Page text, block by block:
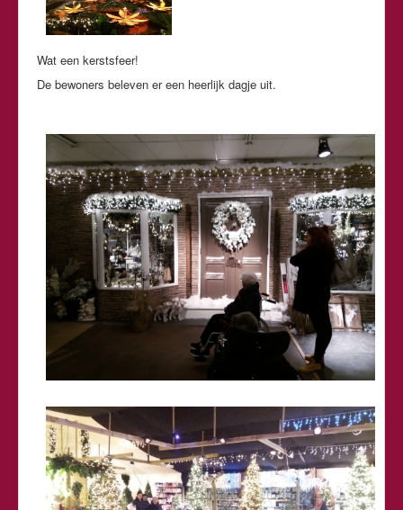
Wat een kerstsfeer!
De bewoners beleven er een heerlijk dagje uit.